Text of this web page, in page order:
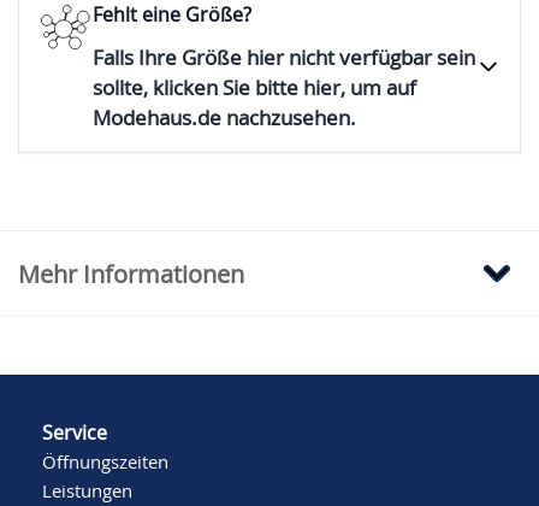
Fehlt eine Größe?
Falls Ihre Größe hier nicht verfügbar sein
sollte, klicken Sie bitte hier, um auf
Modehaus.de nachzusehen.
Mehr Informationen
Service
Öffnungszeiten
Leistungen